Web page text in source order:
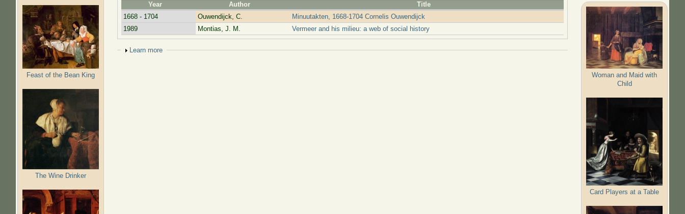
Feast of the Bean King
The Wine Drinker
Year
Author
Title
1668 - 1704
Ouwendijck, C.
Minuutakten, 1668-1704 Cornelis Ouwendijck
1989
Montias, J. M. Vermeer and his milieu: a web of social history
Show
Learn more
Woman and Maid with
Child
Card Players at a Table